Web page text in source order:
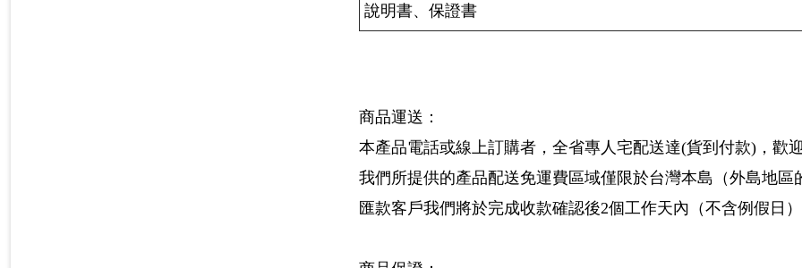
說明書、保證書
商品運送：
本產品電話或線上訂購者，全省專人宅配送達(貨到付款)，歡迎
我們所提供的產品配送免運費區域僅限於台灣本島（外島地區
匯款客戶我們將於完成收款確認後2個工作天內（不含例假日